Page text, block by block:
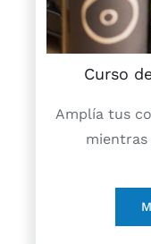
Curso
Amplía tus
mientras